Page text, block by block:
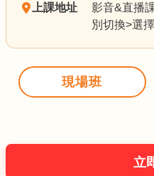
上課地址
影音&直播
別切換>選
現場班